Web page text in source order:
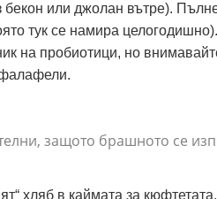
бекон или джолан вътре).
тук се намира целогодишно).
на пробиотици, но
защото брашното се
хляб в каймата за